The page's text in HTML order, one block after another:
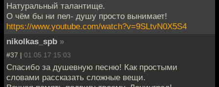
Натуральный талантище.
О чём бы ни пел- душу просто вынимает!
https://www.youtube.com/watch?v=9SLtvN0X5S4
nikolkas_spb »
#37 | 01.05.17 15:03
Спасибо за душевную песню! Как простыми
словами рассказать сложные вещи.